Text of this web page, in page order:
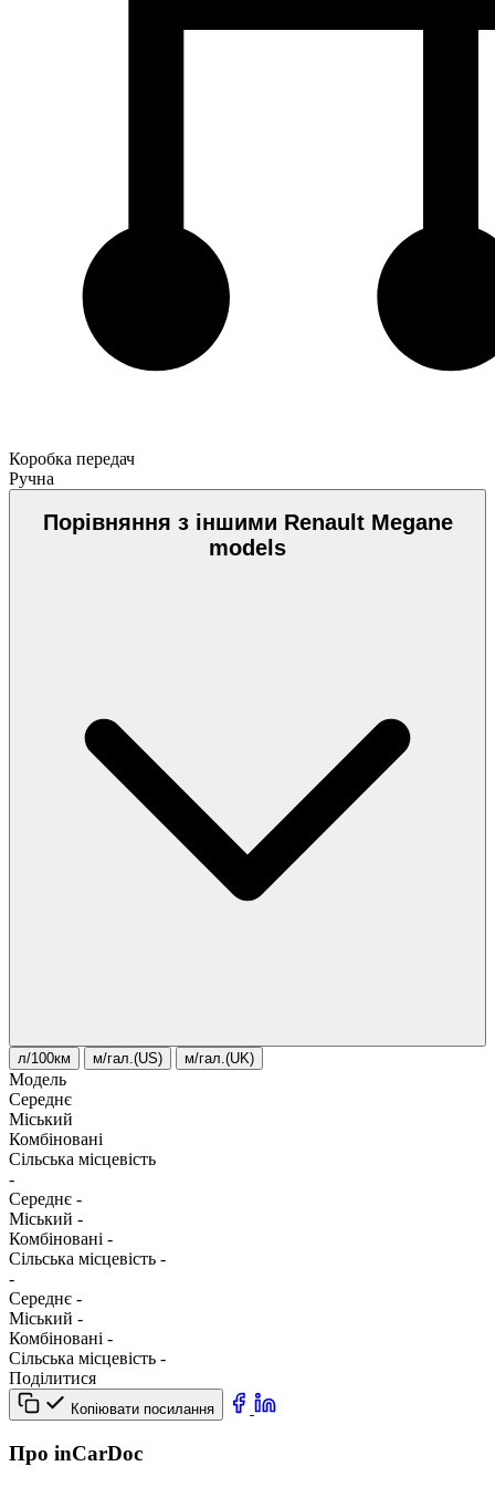
Коробка передач
Ручна
Порівняння з іншими Renault Megane
models
л/100км м/гал.(US) м/гал.(UK)
Модель
Середнє
Міський
Комбіновані
Сільська місцевість
-
Середнє -
Міський -
Комбіновані -
Сільська місцевість -
-
Середнє -
Міський -
Комбіновані -
Сільська місцевість -
Поділитися
Копіювати посилання
Про inCarDoc